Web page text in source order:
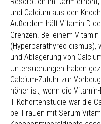
und Calcium aus den
Außerdem hält Vitamin D
Grenzen. Bei einem
(Hyperparathyreoidismus),
und Ablagerung von
Untersuchungen haben
Calcium-Zufuhr zur
höher ist, wenn die
III-Kohortenstudie war die
bei Frauen mit Serum-